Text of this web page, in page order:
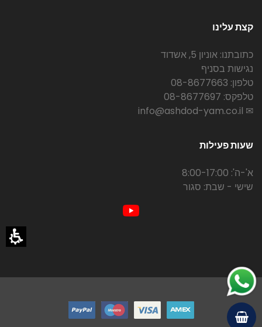
קצת עלינו
כתובתנו: אוניון 5, אשדוד
נגישות בסניף
טלפון: 08-8677663
טלפקס: 08-8677697
✉ info@ashdod-yam.co.il
שעות פעילות
א'-ה': 8:00-17:00
שישי - שבת: סגור